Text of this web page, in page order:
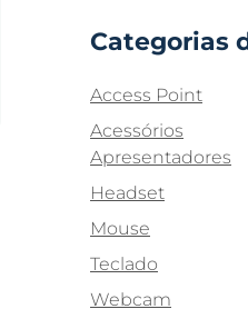
Categorias
Access Point
Acessórios
Apresentadores
Headset
Mouse
Teclado
Webcam